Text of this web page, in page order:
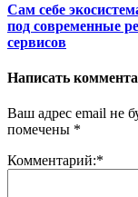
Сам себе
под современные
сервисов
Написать
Ваш адрес email не
помечены *
Комментарий:*